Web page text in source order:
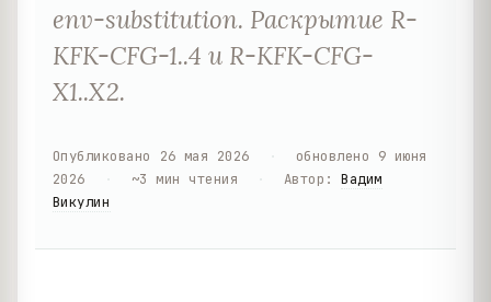
env-substitution. Раскрытие R-
KFK-CFG-1..4 и R-KFK-CFG-
X1..X2.
Опубликовано 26 мая 2026 обновлено 9 июня
2026
~3 мин чтения Автор :Вадим
Викулин